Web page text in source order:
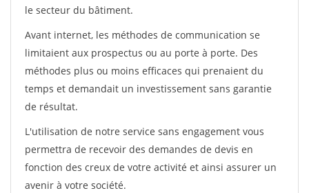
le secteur du bâtiment.
Avant internet, les méthodes de communication se
limitaient aux prospectus ou au porte à porte. Des
méthodes plus ou moins efficaces qui prenaient du
temps et demandait un investissement sans garantie
de résultat.
L'utilisation de notre service sans engagement vous
permettra de recevoir des demandes de devis en
fonction des creux de votre activité et ainsi assurer un
avenir à votre société.